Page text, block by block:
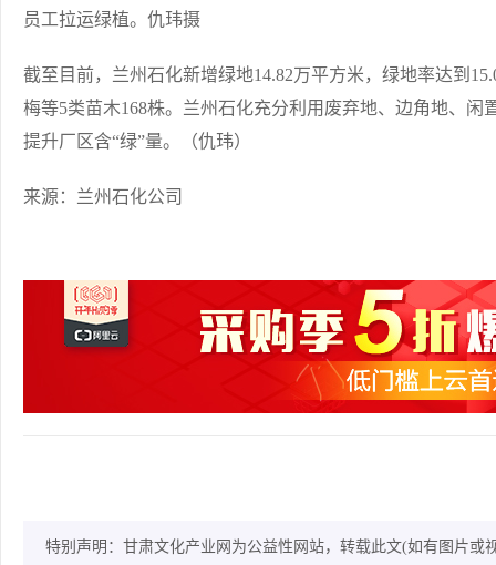
员工拉运绿植。仇玮摄
截至目前，兰州石化新增绿地14.82万平方米，绿地率达到
梅等5类苗木168株。兰州石化充分利用废弃地、边角地、
提升厂区含“绿”量。（仇玮）
来源：兰州石化公司
特别声明：甘肃文化产业网为公益性网站，转载此文(如有图片